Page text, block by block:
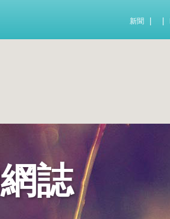
新聞
誌